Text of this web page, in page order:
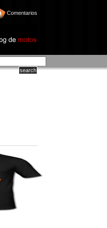
Comentarios